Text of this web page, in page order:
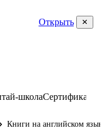
Открыть
школаСертификаты
Книги на английском